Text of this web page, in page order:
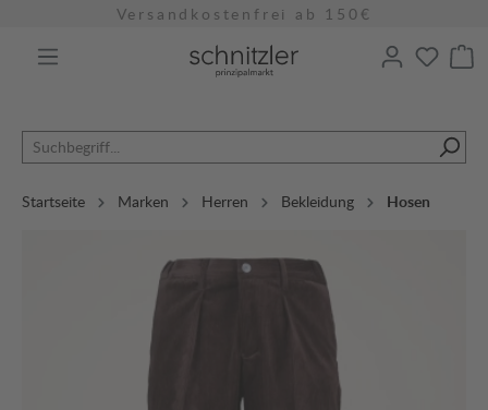
Versandkostenfrei ab 150€
Startseite Marken Herren Bekleidung Hosen